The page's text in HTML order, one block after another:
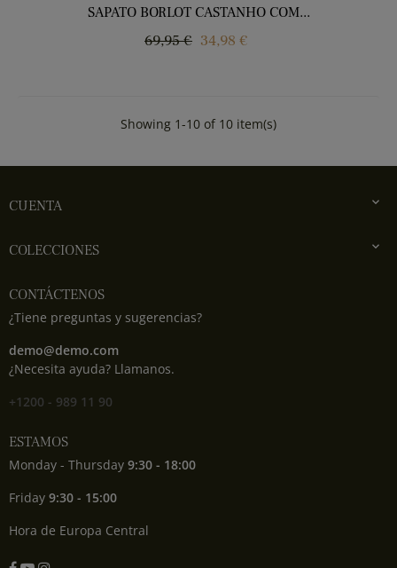
SAPATO BORLOT CASTANHO COM...
Regular
69,95 € Price
34,98 €
Showing 1-10 of 10 item(s)
CUENTA 
COLECCIONES 
CONTÁCTENOS
¿Tiene preguntas y sugerencias?
demo@demo.com
¿Necesita ayuda? Llamanos.
+1200 - 989 11 90
ESTAMOS
Monday - Thursday 9:30 - 18:00
Friday 9:30 - 15:00
Hora de Europa Central